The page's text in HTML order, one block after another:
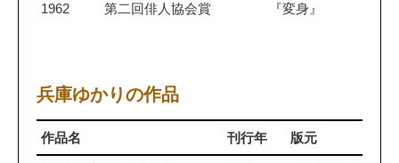
1962 第二回俳人協会賞 『変身』
兵庫ゆかりの作品
作品名 刊行年 版元